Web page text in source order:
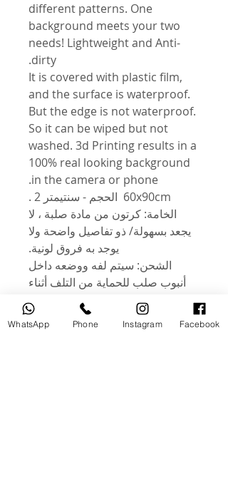
different patterns. One
background meets your two
needs! Lightweight and Anti-
dirty.
It is covered with plastic film,
and the surface is waterproof.
But the edge is not waterproof.
So it can be wiped but not
washed. 3d Printing results in a
100% real looking background
in the camera or phone.
الخامة: كرتون من مادة صلبة ، لا
يجعد بسهولة/ ذو تفاصيل واضحة ولا
يوجد به فروق لونية.
الشحن: سيتم لفه ووضعه داخل
أنبوب صلب للحماية من التلف أثناء
النقل. الشكل: تصميم للتصوير
المكتبي أو التصوير بالفيديو ، مثل
الإعلانات التجارية والمطاعم ومحلات
WhatsApp Phone Instagram Facebook